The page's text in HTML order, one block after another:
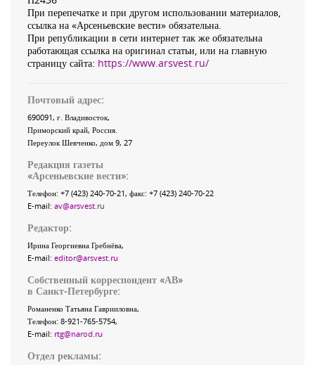
При перепечатке и при другом использовании материалов,
ссылка на «Арсеньевские вести» обязательна.
При републикации в сети интернет так же обязательна
работающая ссылка на оригинал статьи, или на главную
страницу сайта: https://www.arsvest.ru/
Почтовый адрес:
690091, г. Владивосток,
Приморский край, Россия
Переулок Шевченко, дом 9, 27
Редакция газеты
«Арсеньевские вести»:
Телефон: +7 (423) 240-70-21, факс: +7 (423) 240-70-22
E-mail: av@arsvest.ru
Редактор:
Ирина Георгиевна Гребнёва,
E-mail: editor@arsvest.ru
Собственный корреспондент «АВ»
в Санкт-Петербурге:
Романенко Татьяна Гаврииловна,
Телефон: 8-921-765-5754,
E-mail: rtg@narod.ru
Отдел рекламы: